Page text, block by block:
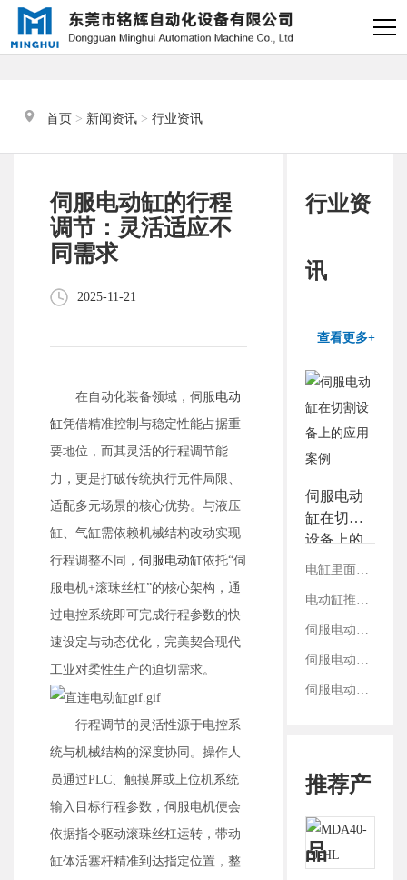
首页 > 新闻资讯 > 行业资讯
伺服电动缸的行程
调节：灵活适应不
同需求
2025-11-21
在自动化装备领域，伺服电动
缸凭借精准控制与稳定性能占据重
要地位，而其灵活的行程调节能
力，更是打破传统执行元件局限、
适配多元场景的核心优势。与液压
缸、气缸需依赖机械结构改动实现
行程调整不同， 伺服电动缸依托“伺
服电机+滚珠丝杠”的核心架构，通
过电控系统即可完成行程参数的快
速设定与动态优化，完美契合现代
工业对柔性生产的迫切需求。
行程调节的灵活性源于电控系
统与机械结构的深度协同。操作人
员通过PLC、触摸屏或上位机系统
输入目标行程参数，伺服电机便会
依据指令驱动滚珠丝杠运转，带动
缸体活塞杆精准到达指定位置，整
行业资
讯
查看更多+
伺服电动
缸在切割
设备上的
应用案例
电缸里面的丝杠是如何固定的？
电动缸推拉转换间隙是什么？如何有效控制
伺服电动缸重复定位精度靠什么支撑？
伺服电动缸选用减速机直齿和斜齿的区别
伺服电动缸前端鱼眼接头的连接与固定方法
推荐产
品
您好，我是电缸小助手，很高兴为
您服务
常见问题
1.电动缸推力与速度计算